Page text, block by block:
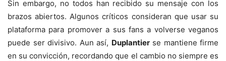
Sin embargo, no todos han recibido su mensaje con los
brazos abiertos. Algunos críticos consideran que usar su
plataforma para promover a sus fans a volverse veganos
puede ser divisivo. Aun así, Duplantierse mantiene firme
en su convicción, recordando que el cambio no siempre es